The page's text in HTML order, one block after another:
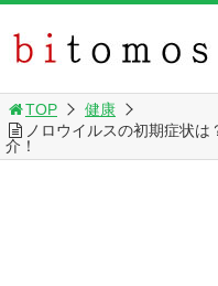
TOP
健康
ノロウイルスの初期症状
介！